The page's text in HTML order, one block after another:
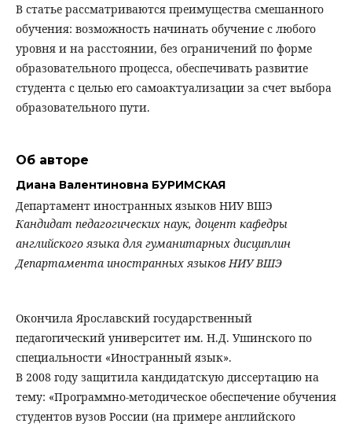
В статье рассматриваются преимущества смешанного
обучения: возможность начинать обучение с любого
уровня и на расстоянии, без ограничений по форме
образовательного процесса, обеспечивать развитие
студента с целью его самоактуализации за счет выбора
образовательного пути.
Об авторе
Диана Валентиновна БУРИМСКАЯ
Департамент иностранных языков НИУ ВШЭ
Кандидат педагогических наук, доцент кафедры
английского языка для гуманитарных дисциплин
Департамента иностранных языков НИУ ВШЭ
Окончила Ярославский государственный
педагогический университет им. Н.Д. Ушинского по
специальности «Иностранный язык».
В 2008 году защитила кандидатскую диссертацию на
тему: «Программно-методическое обеспечение обучения
студентов вузов России (на примере английского